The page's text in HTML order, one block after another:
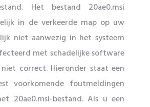
Het bestand 20ae0.msi
in de verkeerde map op uw
niet aanwezig in het systeem
met schadelijke software
correct. Hieronder staat een
voorkomende foutmeldingen
20ae0.msi-bestand. Als u een